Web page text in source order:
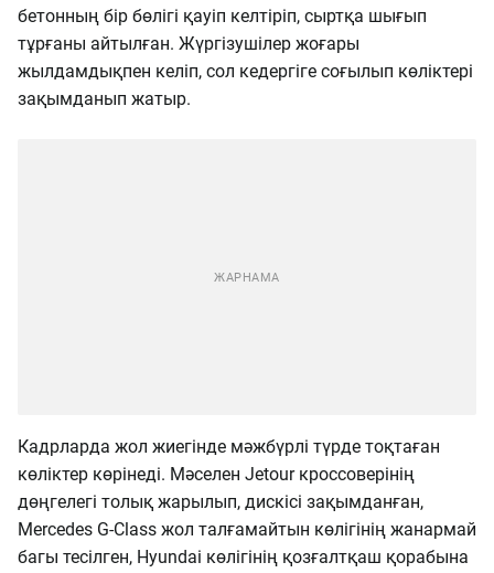
бетонның бір бөлігі қауіп келтіріп, сыртқа шығып
тұрғаны айтылған. Жүргізушілер жоғары
жылдамдықпен келіп, сол кедергіге соғылып көліктері
зақымданып жатыр.
Кадрларда жол жиегінде мәжбүрлі түрде тоқтаған
көліктер көрінеді. Мәселен Jetour кроссоверінің
дөңгелегі толық жарылып, дискісі зақымданған,
Mercedes G-Class жол талғамайтын көлігінің жанармай
багы тесілген, Hyundai көлігінің қозғалтқаш қорабына